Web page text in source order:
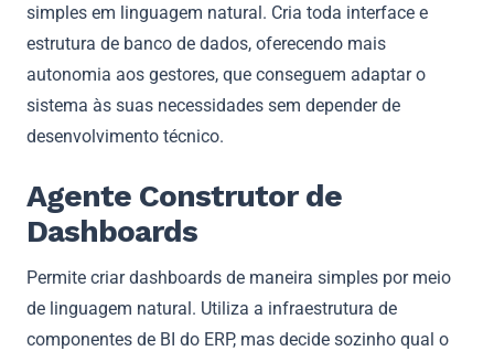
simples em linguagem natural. Cria toda interface e
estrutura de banco de dados, oferecendo mais
autonomia aos gestores, que conseguem adaptar o
sistema às suas necessidades sem depender de
desenvolvimento técnico.
Agente Construtor de
Dashboards
Permite criar dashboards de maneira simples por meio
de linguagem natural. Utiliza a infraestrutura de
componentes de BI do ERP, mas decide sozinho qual o